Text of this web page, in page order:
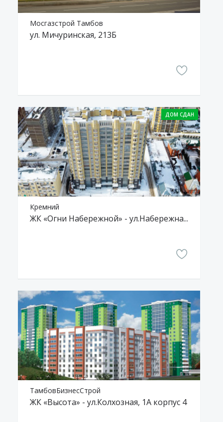
Мосгазстрой Тамбов
ул. Мичуринская, 213Б
Кремний
ЖК «Огни Набережной» - ул.Набережная, 74 корпус 1
ТамбовБизнесСтрой
ЖК «Высота» - ул.Колхозная, 1А корпус 4